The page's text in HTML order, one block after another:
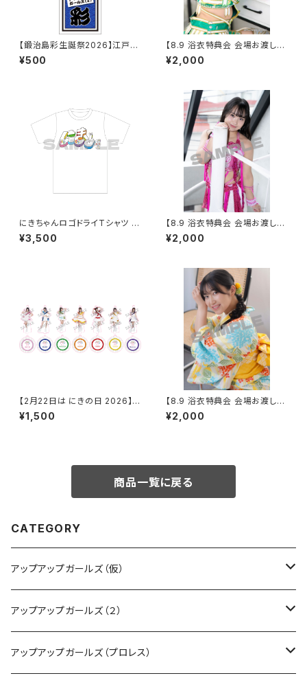
【鍛治島彩生誕祭2026】江戸文
字シール
¥500
【8.9 浴衣特典会 会場お渡し限
定】鈴木志乃 コスチューム②ポ
ートレート ※発送はいたしませ
¥2,000
にきちゃんロゴドライTシャツ う
さぎさんver.
¥3,500
【8.9 浴衣特典会 会場お渡し限
定】渡辺未詩 アザーカットポー
トレート ※発送はいたしません
¥2,000
【2月22日は にきの日 2026】キ
ラプリ アクリルスタンドキーホル
ダー
¥1,500
【8.9 浴衣特典会 会場お渡し限
定】らく 浴衣ポートレート ※発
送はいたしません
¥2,000
商品一覧に戻る
CATEGORY
アップアップガールズ（仮）
CD・DVD・Blu-ray
Tシャツ
アップアップガールズ（２）
Blu-ray
アップアップガールズ（プロレス）